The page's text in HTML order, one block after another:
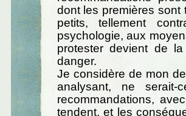
dont les premières sont
petits, tellement
psychologie, aux
protester devient de
danger.
Je considère de mon
analysant, ne
recommandations,
tendent, et les